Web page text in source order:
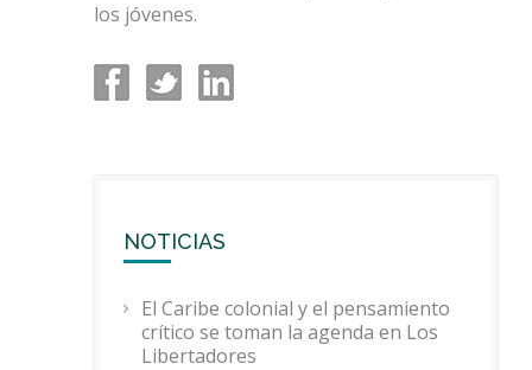
los jóvenes.
NOTICIAS
El Caribe colonial y el pensamiento
crítico se toman la agenda en Los
Libertadores